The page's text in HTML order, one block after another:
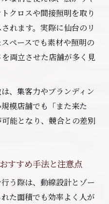
クロスや間接照明を取り
れます。実際に仙台のリ
ペースでも素材や照明の
両立させた店舗が多く見
、集客力やブランディン
模店舗でも「また来た
能となり、競合との差別
すすめ手法と注意点
う際は、動線設計とゾー
た面積でも効率よく人が